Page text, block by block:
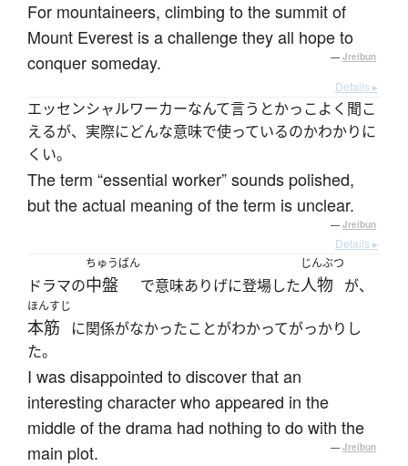
For mountaineers, climbing to the summit of
Mount Everest is a challenge they all hope to
conquer someday.
— Jreibun
Details ▸
エッセンシャルワーカーなんて言うとかっこよく聞こ
えるが、実際にどんな意味で使っているのかわかりに
くい。
The term “essential worker” sounds polished,
but the actual meaning of the term is unclear.
— Jreibun
Details ▸
ドラマの
ちゅうばん
中盤 で意味ありげに登場した
じんぶつ
人物 が、
ほんすじ
本筋
に関係がなかったことがわかってがっかりし
た。
I was disappointed to discover that an
interesting character who appeared in the
middle of the drama had nothing to do with the
main plot.
— Jreibun